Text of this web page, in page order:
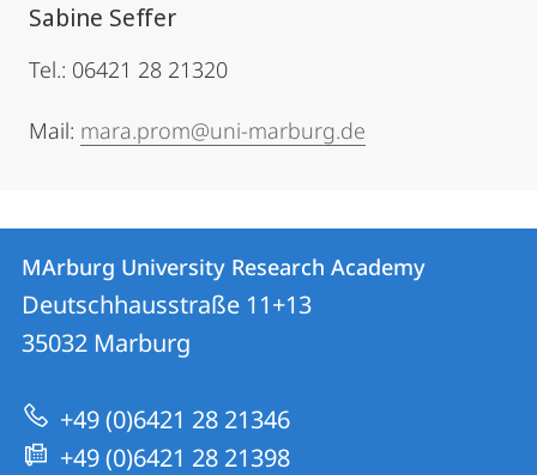
Sabine Seffer
Tel.: 06421 28 21320
Mail: mara.prom@uni-marburg.de
Kontakt
und
Informationen
zur
Website
Kontaktinformationen
MArburg
University
Research
Academy
MArburg University Research Academy
Deutschhausstraße 11+13
35032 Marburg
+49 (0)6421 28 21346
+49 (0)6421 28 21398